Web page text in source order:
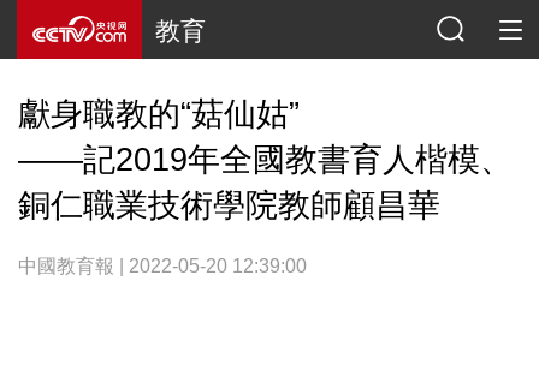
教育
獻身職教的“菇仙姑”
——記2019年全國教書育人楷模、
銅仁職業技術學院教師顧昌華
中國教育報 | 2022-05-20 12:39:00